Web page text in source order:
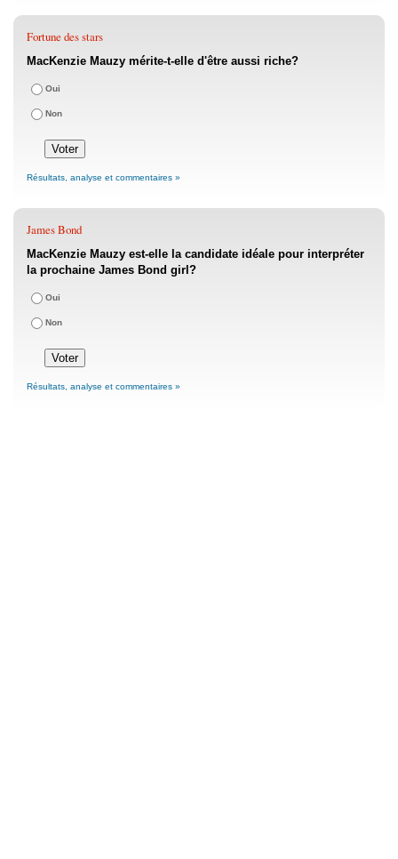
Fortune des stars
MacKenzie Mauzy mérite-t-elle d'être aussi riche?
Oui
Non
Résultats, analyse et commentaires »
James Bond
MacKenzie Mauzy est-elle la candidate idéale pour interpréter
la prochaine James Bond girl?
Oui
Non
Résultats, analyse et commentaires »